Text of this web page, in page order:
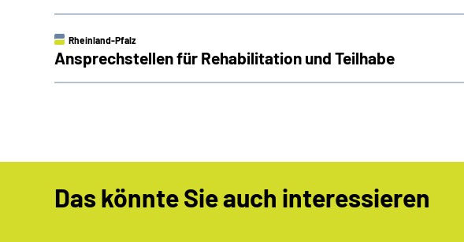
Rheinland-Pfalz
Ansprechstellen für Rehabilitation und Teilhabe
Das könnte Sie auch interessieren